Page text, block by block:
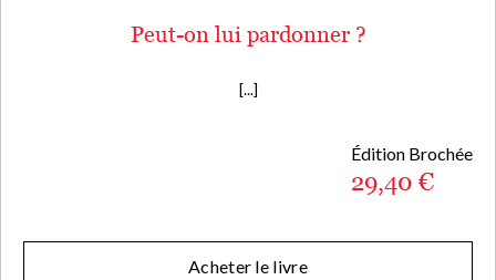
Peut-on lui pardonner ?
[...]
Édition Brochée
29,40 €
Acheter le livre